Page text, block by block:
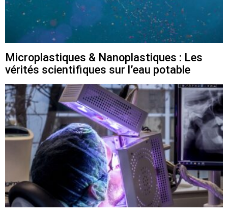
Microplastiques & Nanoplastiques : Les
vérités scientifiques sur l’eau potable